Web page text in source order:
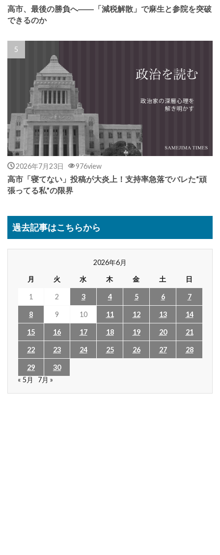
高市、最後の勝負へ――「減税解散」で麻生と参院を突破
できるのか
2026年7月23日 976view
高市「寝てない」投稿が大炎上！支持率急落でバレた“頑
張ってる私”の限界
過去記事はこちらから
2026年6月
月
火 水 木 金 土 日
1 2 3 4 5 6 7
8 9 10 11 12 13 14
15 16 17 18 19 20 21
22 23 24 25 26 27 28
29
30
« 5月
7月 »